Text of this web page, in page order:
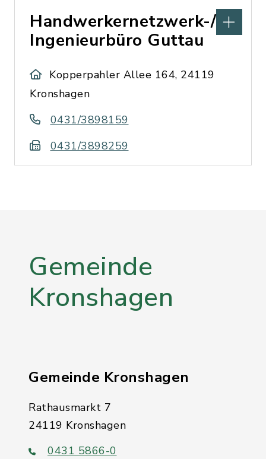
Handwerkernetzwerk-/
Ingenieurbüro Guttau
Kopperpahler Allee 164, 24119
Kronshagen
0431/3898159
0431/3898259
Gemeinde
Kronshagen
Gemeinde Kronshagen
Rathausmarkt 7
24119 Kronshagen
0431 5866-0